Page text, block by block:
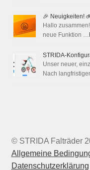
🎉 Neuigkeiten!
Hallo
neue Funktion …
STRIDA-
Unser neuer,
Nach
© STRIDA Falträder
Allgemeine
Datenschutzerklärung